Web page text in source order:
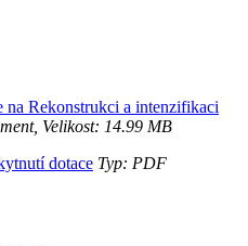
na Rekonstrukci a intenzifikaci
Velikost: 14.99 MB
dotace Typ: PDF